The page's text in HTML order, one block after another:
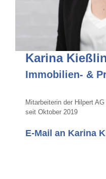
Karina
Immobilien- &
Mitarbeiterin der Hilpert AG
seit Oktober 2019
E-Mail an Karina